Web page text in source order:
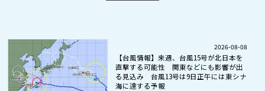
2026-08-08
【台風情報】来週、台風15号が北日本を
直撃する可能性 関東などにも影響が出
る見込み 台風13号は9日正午には東シナ
海に達する予報